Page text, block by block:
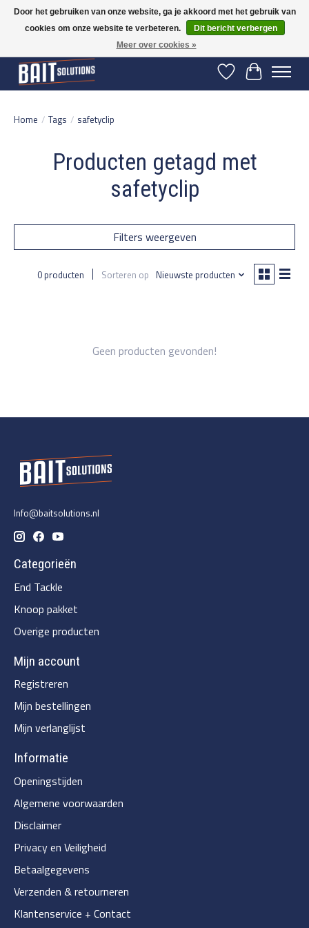
Gratis verzending vanaf 50 euro binnen NL | Op voorraad binnen 2-5 werkdagen
verzonden | België vanaf 70 euro gratis verzonden
Verlanglijst
Home / Tags / safetyclip
Producten getagd met
safetyclip
Filters weergeven
0 producten Sorteren op Nieuwste producten
Geen producten gevonden!
Info@baitsolutions.nl
Categorieën
End Tackle
Knoop pakket
Overige producten
Mijn account
Registreren
Mijn bestellingen
Mijn verlanglijst
Informatie
Openingstijden
Algemene voorwaarden
Disclaimer
Privacy en Veiligheid
Betaalgegevens
Verzenden & retourneren
Klantenservice + Contact
Door het gebruiken van onze website, ga je akkoord met het gebruik van
cookies om onze website te verbeteren.
Dit bericht verbergen
Meer over cookies »